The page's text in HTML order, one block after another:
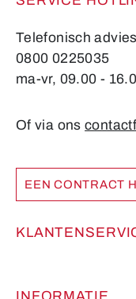
Telefonisch
0800 0225035
ma-vr, 09.00 -
Of via ons
EEN CONTRACT